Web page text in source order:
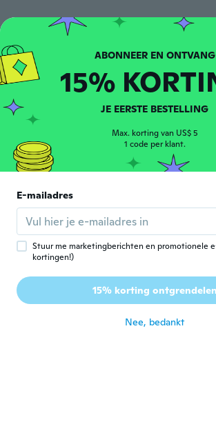
Daniela
ongeveer 5 jaar geleden
Lid geworden van
· 23
ongeveer 5 jaar geleden
Angie
Se ve muy bonito, y me gusta
que tiene al tacto.
Isabel
Lid geworden van 2020 · 8
ABONNEER EN ONTVANG
15%
JE EERSTE BESTELLING
Max. korting van US$ 5
1 code per klant.
E-mailadres
Stuur me marketingberichten en promotionele
kortingen!)
15% korting ontgrendelen
Nee, bedankt